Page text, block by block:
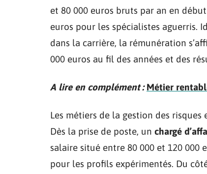
et 80 000 euros bruts par an en
euros pour les spécialistes aguerris.
dans la carrière, la rémunération
000 euros au fil des années et des
A lire en complément : Métier
Les métiers de la gestion des
Dès la prise de poste, un chargé
salaire situé entre 80 000 et 120 000
pour les profils expérimentés. Du